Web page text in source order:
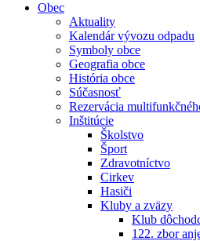
Obec
Aktuality
Kalendár vývozu odpadu
Symboly obce
Geografia obce
História obce
Súčasnosť
Rezervácia
Inštitúcie
Školstvo
Šport
Zdravotníctvo
Cirkev
Hasiči
Kluby a zväzy
Klub
122. zbor